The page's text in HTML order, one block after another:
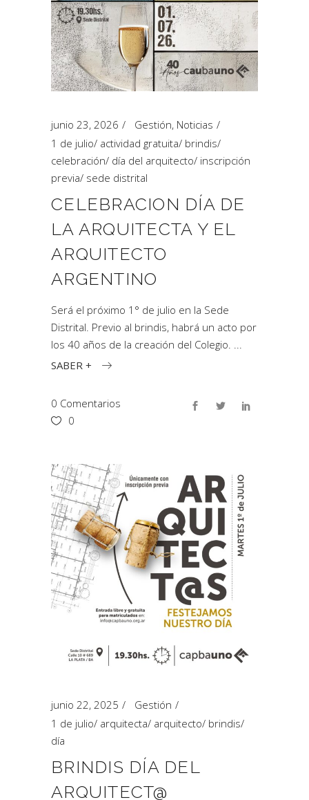
junio 23, 2026 Gestión, Noticias
1 de julio/ actividad gratuita/ brindis/
celebración/ día del arquitecto/ inscripción
previa/ sede distrital
CELEBRACION DÍA DE
LA ARQUITECTA Y EL
ARQUITECTO
ARGENTINO
Será el próximo 1° de julio en la Sede
Distrital. Previo al brindis, habrá un acto por
los 40 años de la creación del Colegio.
SABER +
0 Comentarios
0
junio 22, 2025
Gestión
1 de julio/ arquitecta/ arquitecto/ brindis/
día
BRINDIS DÍA DEL
ARQUITECT@